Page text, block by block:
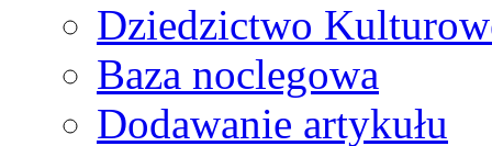
Dziedzictwo
Baza noclegowa
Dodawanie artykułu